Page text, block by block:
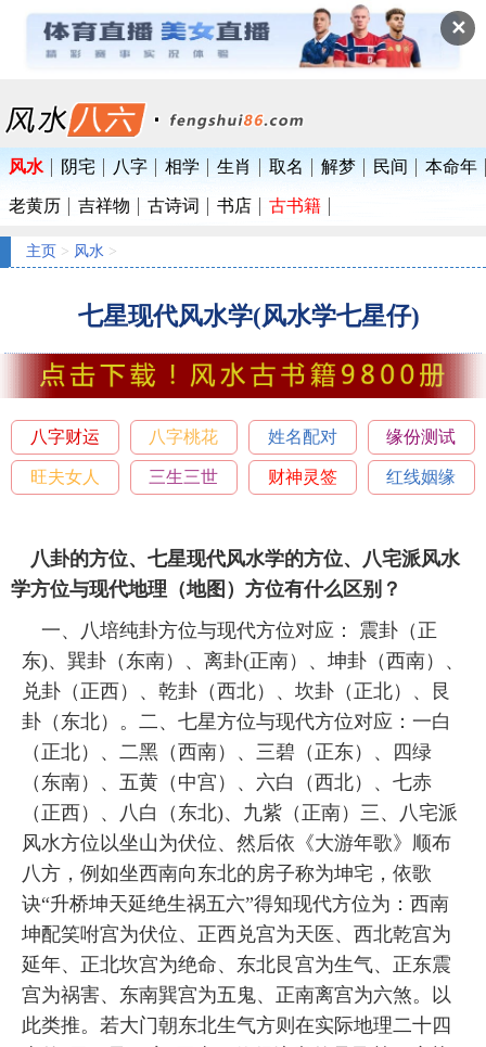
✕
风水 阴宅 八字 相学 生肖 取名 解梦 民间 本命年
老黄历 吉祥物 古诗词 书店 古书籍
主页 > 风水 >
七星现代风水学(风水学七星仔)
八字财运 八字桃花 姓名配对 缘份测试
旺夫女人 三生三世 财神灵签 红线姻缘
八卦的方位、七星现代风水学的方位、八宅派风水
学方位与现代地理（地图）方位有什么区别？
一、八培纯卦方位与现代方位对应： 震卦（正
东)、巽卦（东南）、离卦(正南）、坤卦（西南）、
兑卦（正西）、乾卦（西北）、坎卦（正北）、艮
卦（东北）。二、七星方位与现代方位对应：一白
（正北）、二黑（西南）、三碧（正东）、四绿
（东南）、五黄（中宫）、六白（西北）、七赤
（正西）、八白（东北)、九紫（正南）三、八宅派
风水方位以坐山为伏位、然后依《大游年歌》顺布
八方，例如坐西南向东北的房子称为坤宅，依歌
诀“升桥坤天延绝生祸五六”得知现代方位为：西南
坤配笑咐宫为伏位、正西兑宫为天医、西北乾宫为
延年、正北坎宫为绝命、东北艮宫为生气、正东震
宫为祸害、东南巽宫为五鬼、正南离宫为六煞。以
此类推。若大门朝东北生气方则在实际地理二十四